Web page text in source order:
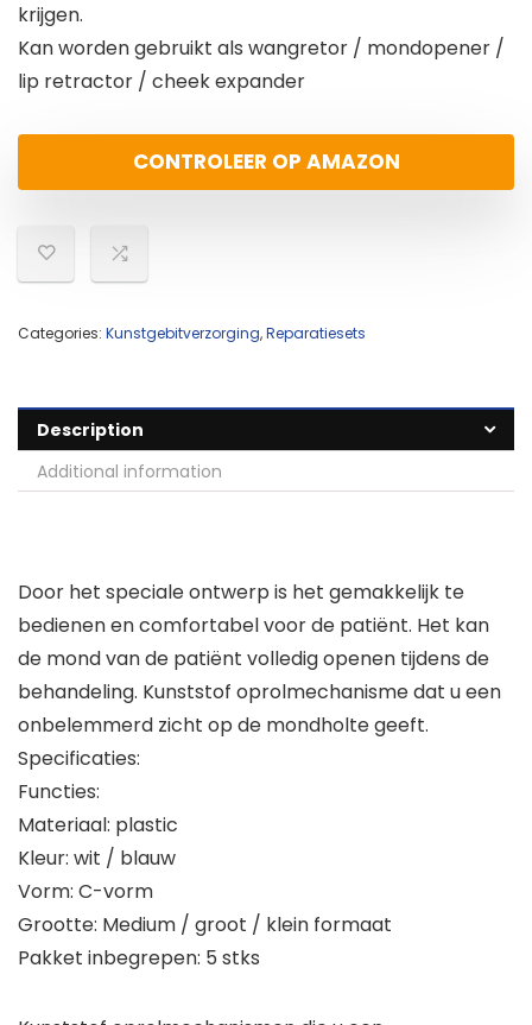
krijgen.
Kan worden gebruikt als wangretor / mondopener /
lip retractor / cheek expander
CONTROLEER OP AMAZON
Categories: Kunstgebitverzorging,Reparatiesets
Description
Additional information
Door het speciale ontwerp is het gemakkelijk te
bedienen en comfortabel voor de patiënt. Het kan
de mond van de patiënt volledig openen tijdens de
behandeling. Kunststof oprolmechanisme dat u een
onbelemmerd zicht op de mondholte geeft.
Specificaties:
Functies:
Materiaal: plastic
Kleur: wit / blauw
Vorm: C-vorm
Grootte: Medium / groot / klein formaat
Pakket inbegrepen: 5 stks